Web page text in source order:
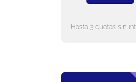
Hasta 3 cuotas sin